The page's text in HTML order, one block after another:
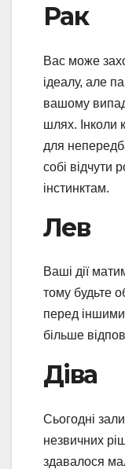
Рак
Вас може
ідеалу, але
вашому
шлях. Інколи
для
собі відчути
інстинктам.
Лев
Ваші дії
тому будьте
перед
більше
Діва
Сьогодні
незвичних
здавалося